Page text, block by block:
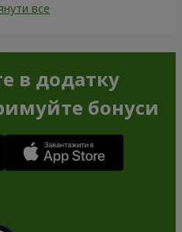
все
в додатку
бонуси